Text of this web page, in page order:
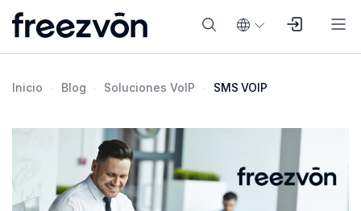
Inicio Blog Soluciones VoIP SMS VOIP